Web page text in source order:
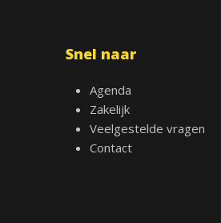
Snel naar
Agenda
Zakelijk
Veelgestelde vragen
Contact